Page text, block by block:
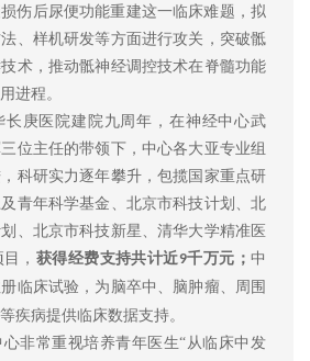
伤后尿便功能重建这一临床难题，拟
、样机研发等方面进行攻关，突破骶
术，推动骶神经调控技术在脊髓功能
进程。
长庚医院建院九周年，在神经中心武
位主任的带领下，中心各大亚专业组
科研实力逐年攀升，包揽国家重点研
青年科学基金、北京市科技计划、北
、北京市科技新星、清华大学精准医
， 获得经费支持共计近9千万元； 中
临床试验，为脑卒中、脑肿瘤、周围
疾病提供临床数据支持。
心非常重视培养青年医生“从临床中发